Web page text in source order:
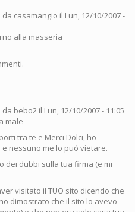
da casamangio il Lun, 12/10/2007 -
alla masseria
da bebo2 il Lun, 12/10/2007 - 11:05
male
tra te e Merci Dolci, ho
nessuno me lo può vietare.
dei dubbi sulla tua firma (e mi
visitato il TUO sito dicendo che
dimostrato che il sito lo avevo